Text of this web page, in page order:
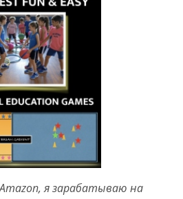
я зарабатываю на